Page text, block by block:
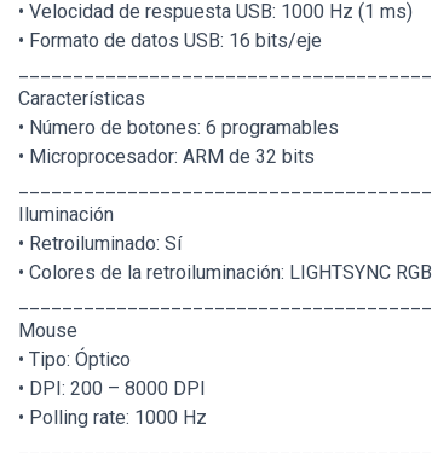
• Velocidad de respuesta USB: 1000 Hz (1 ms)
• Formato de datos USB: 16 bits/eje
Características
• Número de botones: 6 programables
• Microprocesador: ARM de 32 bits
Iluminación
• Retroiluminado: Sí
• Colores de la retroiluminación: LIGHTSYNC RGB
Mouse
• Tipo: Óptico
• DPI: 200 – 8000 DPI
• Polling rate: 1000 Hz